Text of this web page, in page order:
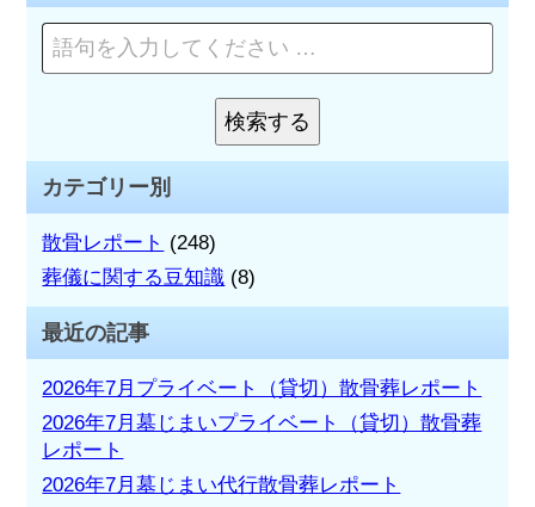
ゲ
ー
ョ
ン
ペ
ー
索:
検索する
検
カテゴリー別
散骨レポート (248)
葬儀に関する豆知識 (8)
最近の記事
2026年7月プライベート（貸切）散骨葬レポート
2026年7月墓じまいプライベート（貸切）散骨葬
レポート
2026年7月墓じまい代行散骨葬レポート